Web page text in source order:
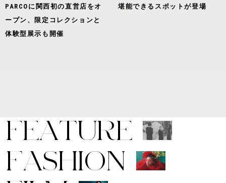
PARCOに関西初の直営店をオ
ープン、限定コレクションと
体験型展示も開催
堪能できるスポットが登場
FEATURE
FASHION